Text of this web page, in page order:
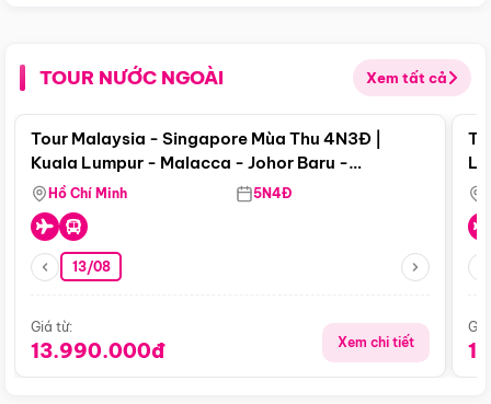
TOUR NƯỚC NGOÀI Xem tất cả
Điểm nổi bật
Tour Malaysia - Singapore Mùa Thu 4N3Đ |
Kuala Lumpur - Malacca - Johor Baru -
Singapore
Hồ Chí Minh 5N4Đ
13/08
Giá từ:
13.990.000đ Xem chi tiết